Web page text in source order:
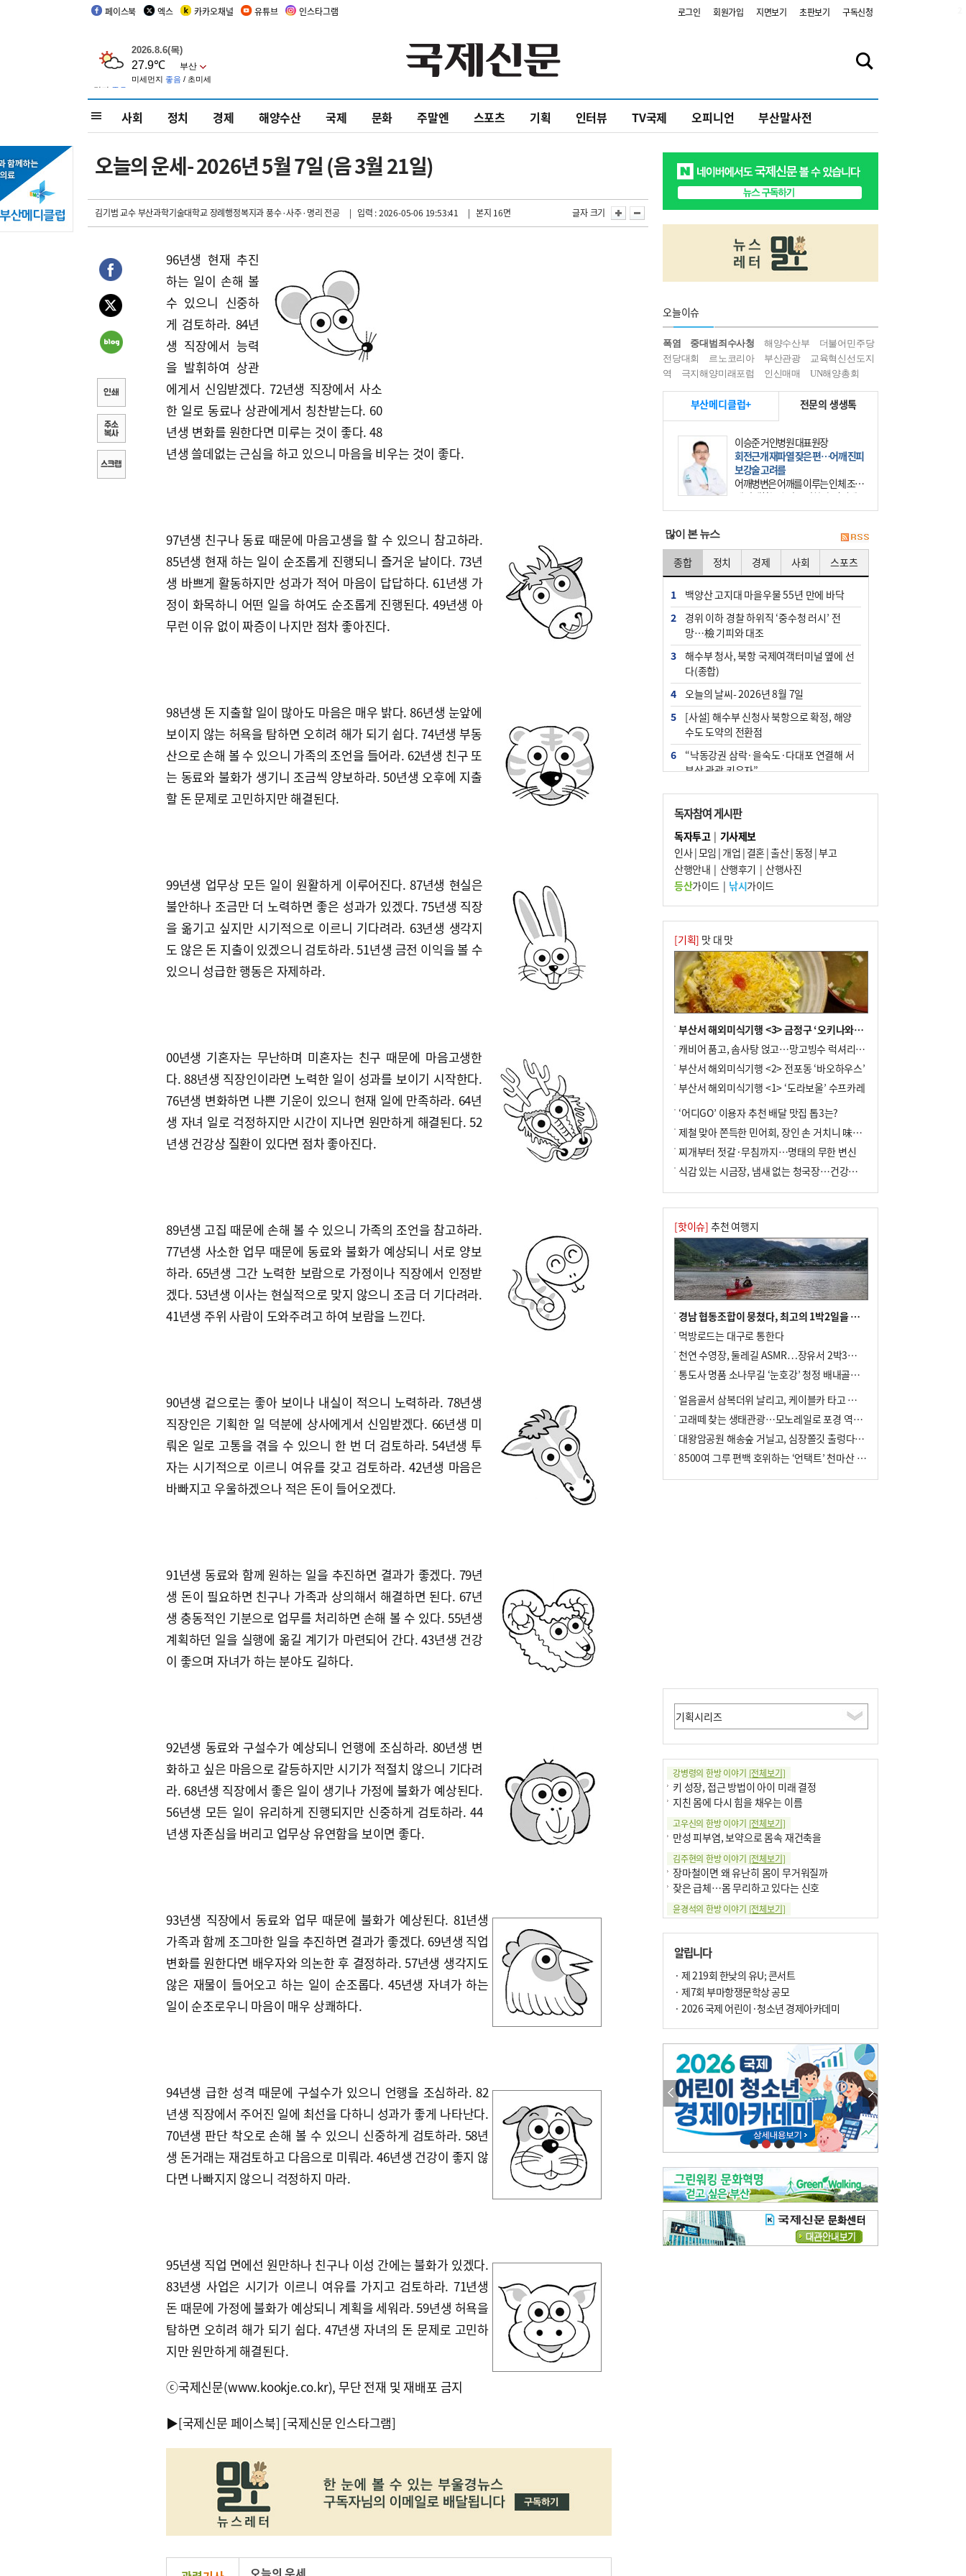
페이스북 엑스 카카오채널 유튜브 인스타그램 로그인 회원가입 지면보기 초판보기 구독신청
사회 정치 경제 해양수산 국제 문화 주말엔 스포츠 기획 인터뷰 TV국제 오피니언 부산말사전
오늘의 운세- 2026년 5월 7일 (음 3월 21일)
김기범 교수 부산과학기술대학교 장례행정복지과 풍수·사주·명리 전공 | 입력 : 2026-05-06 19:53:41 | 본지 16면 글자 크기
96년생 현재 추진
하는 일이 손해 볼
수 있으니 신중하
게 검토하라. 84년
생 직장에서 능력
을 발휘하여 상관
에게서 신임받겠다. 72년생 직장에서 사소
한 일로 동료나 상관에게서 칭찬받는다. 60
년생 변화를 원한다면 미루는 것이 좋다. 48
년생 쓸데없는 근심을 하고 있으니 마음을 비우는 것이 좋다.
97년생 친구나 동료 때문에 마음고생을 할 수 있으니 참고하라.
85년생 현재 하는 일이 순조롭게 진행되니 즐거운 날이다. 73년
생 바쁘게 활동하지만 성과가 적어 마음이 답답하다. 61년생 가
정이 화목하니 어떤 일을 하여도 순조롭게 진행된다. 49년생 아
무런 이유 없이 짜증이 나지만 점차 좋아진다.
98년생 돈 지출할 일이 많아도 마음은 매우 밝다. 86년생 눈앞에
보이지 않는 허욕을 탐하면 오히려 해가 되기 쉽다. 74년생 부동
산으로 손해 볼 수 있으니 가족의 조언을 들어라. 62년생 친구 또
는 동료와 불화가 생기니 조금씩 양보하라. 50년생 오후에 지출
할 돈 문제로 고민하지만 해결된다.
99년생 업무상 모든 일이 원활하게 이루어진다. 87년생 현실은
불안하나 조금만 더 노력하면 좋은 성과가 있겠다. 75년생 직장
을 옮기고 싶지만 시기적으로 이르니 기다려라. 63년생 생각지
도 않은 돈 지출이 있겠으니 검토하라. 51년생 금전 이익을 볼 수
있으니 성급한 행동은 자제하라.
00년생 기혼자는 무난하며 미혼자는 친구 때문에 마음고생한
다. 88년생 직장인이라면 노력한 일이 성과를 보이기 시작한다.
76년생 변화하면 나쁜 기운이 있으니 현재 일에 만족하라. 64년
생 자녀 일로 걱정하지만 시간이 지나면 원만하게 해결된다. 52
년생 건강상 질환이 있다면 점차 좋아진다.
89년생 고집 때문에 손해 볼 수 있으니 가족의 조언을 참고하라.
77년생 사소한 업무 때문에 동료와 불화가 예상되니 서로 양보
하라. 65년생 그간 노력한 보람으로 가정이나 직장에서 인정받
겠다. 53년생 이사는 현실적으로 맞지 않으니 조금 더 기다려라.
41년생 주위 사람이 도와주려고 하여 보람을 느낀다.
90년생 겉으로는 좋아 보이나 내실이 적으니 노력하라. 78년생
직장인은 기획한 일 덕분에 상사에게서 신임받겠다. 66년생 미
뤄온 일로 고통을 겪을 수 있으니 한 번 더 검토하라. 54년생 투
자는 시기적으로 이르니 여유를 갖고 검토하라. 42년생 마음은
바빠지고 우울하겠으나 적은 돈이 들어오겠다.
91년생 동료와 함께 원하는 일을 추진하면 결과가 좋겠다. 79년
생 돈이 필요하면 친구나 가족과 상의해서 해결하면 된다. 67년
생 충동적인 기분으로 업무를 처리하면 손해 볼 수 있다. 55년생
계획하던 일을 실행에 옮길 계기가 마련되어 간다. 43년생 건강
이 좋으며 자녀가 하는 분야도 길하다.
92년생 동료와 구설수가 예상되니 언행에 조심하라. 80년생 변
화하고 싶은 마음으로 갈등하지만 시기가 적절치 않으니 기다려
라. 68년생 직장에서 좋은 일이 생기나 가정에 불화가 예상된다.
56년생 모든 일이 유리하게 진행되지만 신중하게 검토하라. 44
년생 자존심을 버리고 업무상 유연함을 보이면 좋다.
93년생 직장에서 동료와 업무 때문에 불화가 예상된다. 81년생
가족과 함께 조그마한 일을 추진하면 결과가 좋겠다. 69년생 직업
변화를 원한다면 배우자와 의논한 후 결정하라. 57년생 생각지도
않은 재물이 들어오고 하는 일이 순조롭다. 45년생 자녀가 하는
일이 순조로우니 마음이 매우 상쾌하다.
94년생 급한 성격 때문에 구설수가 있으니 언행을 조심하라. 82
년생 직장에서 주어진 일에 최선을 다하니 성과가 좋게 나타난다.
70년생 판단 착오로 손해 볼 수 있으니 신중하게 검토하라. 58년
생 돈거래는 재검토하고 다음으로 미뤄라. 46년생 건강이 좋지 않
다면 나빠지지 않으니 걱정하지 마라.
95년생 직업 면에선 원만하나 친구나 이성 간에는 불화가 있겠다.
83년생 사업은 시기가 이르니 여유를 가지고 검토하라. 71년생
돈 때문에 가정에 불화가 예상되니 계획을 세워라. 59년생 허욕을
탐하면 오히려 해가 되기 쉽다. 47년생 자녀의 돈 문제로 고민하
지만 원만하게 해결된다.
ⓒ국제신문(www.kookje.co.kr), 무단 전재 및 재배포 금지
▶[국제신문 페이스북] [국제신문 인스타그램]
오늘이슈
폭염 중대범죄수사청 해양수산부
더불어민주당
전당대회
르노코리아 부산관광
교육혁신선도지
역
극지해양미래포럼 인신매매 UN해양총회
부산메디클럽+ 전문의 생생톡
이승준 거인병원 대표원장
회전근개 재파열 잦은 편…어깨 진피
보강술 고려를
어깨병변은 어깨를 이루는 인체 조직
에 발생하는 손상을 말한다. 여기에
는 오십견과 회전근개 증후군, 어깨
많이 본 뉴스
종합 정치 경제 사회 스포츠
1
백양산 고지대 마을우물 55년 만에 바닥
2
경위 이하 경찰 하위직 ‘중수청 러시’ 전
망…檢 기피와 대조
3
해수부 청사, 북항 국제여객터미널 옆에 선
다(종합)
4
오늘의 날씨- 2026년 8월 7일
5
[사설] 해수부 신청사 북항으로 확정, 해양
수도 도약의 전환점
6
“낙동강권 삼락·을숙도·다대포 연결해 서
부산 관광 키우자”
7
부울경 주말부터 비소식…‘극한 폭염’ 한풀
꺾일 듯
8
피란마을 67년 역사인데…전교생 24명 아
미초 통폐합 기로
9
외국인 선원 ‘인신매매 경유지’ 된 부산…
우려가 현실로
10 수사독점 책임 커진 경찰, 방치사건 해결 부
랴부랴 속도전
독자참여 게시판
독자투고| 기사제보
인사|모임 | 개업 | 결혼|출산|동정 |부고
산행안내 | 산행후기 | 산행사진
등산가이드| 낚시가이드
[기획] 맛 대 맛
부산서 해외미식기행 <3> 금정구 ‘오키나와키친’
캐비어 품고, 솜사탕 얹고…망고빙수 럭셔리한 진화
부산서 해외미식기행 <2> 전포동 ‘바오하우스’
부산서 해외미식기행 <1> ‘도라보울’ 수프카레
‘어디GO’ 이용자 추천 배달 맛집 톱3는?
제철 맞아 쫀득한 민어회, 장인 손 거치니 味친 한상
찌개부터 젓갈·무침까지…명태의 무한 변신
식감 있는 시금장, 냄새 없는 청국장…건강한 발효 밥상
[핫이슈] 추천 여행지
경남 협동조합이 뭉쳤다, 최고의 1박2일을 위해
먹방로드는 대구로 통한다
천연 수영장, 둘레길 ASMR…장유서 2박3일 소확행
통도사 명품 소나무길 ‘눈호강’ 청정 배내골서 더위 싹
얼음골서 삼복더위 날리고, 케이블카 타고 신선놀음
고래떼 찾는 생태관광…모노레일로 포경 역사여행
대왕암공원 해송숲 거닐고, 심장쫄깃 출렁다리 건너봐
8500여 그루 편백 호위하는 ‘언택트’ 천마산 산림욕장
강병령의 한방 이야기 [전체보기]
키 성장, 접근 방법이 아이 미래 결정
지친 몸에 다시 힘을 채우는 이름
고우신의 한방 이야기 [전체보기]
만성 피부염, 보약으로 몸속 재건축을
김주현의 한방 이야기 [전체보기]
장마철이면 왜 유난히 몸이 무거워질까
잦은 급체…몸 무리하고 있다는 신호
윤경석의 한방 이야기 [전체보기]
땀 멈추려 하지 말고 원인부터 찾아야
손 떨림, 늙음 증거일까 질병 신호일까
윤화정의 한방 이야기
냉기 직접 닿으면 ‘구안와사’ 위험
의료 다이제스트[전체보기]
환자경험평가 지역 1위·전국 2위 外
이유림의 한방 이야기[전체보기]
한방치료, 통증 관리의 새 해법
정영자 시민기자의 웰니스 [전체보기]
습한 여름…몸 깨우는 ‘순환 처방전’
자연·쉼에서 찾는 ‘웰니스 처방전’
조성우의 한방 이야기[전체보기]
봄의 설렘보다 먼저 내 몸의 달램
진료실에서[전체보기]
B형 간염은 ‘간암 시한폭탄’…비활동기 환자도 꼭 6개월 주기 검사
최수지의 한방 이야기 [전체보기]
‘생리 안 해서 편하다’는 위험한 착각
알립니다
· 제 219회 한낮의 유U; 콘서트
· 제7회 부마항쟁문학상 공모
· 2026 국제 어린이·청소년 경제아카데미